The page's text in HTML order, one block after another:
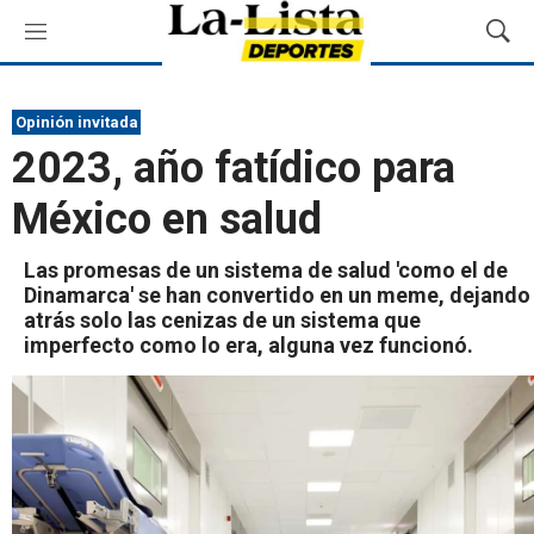
M
e
ú
M
o
s
q
a
Opinión invitada
2023, año fatídico para
México en salud
Las promesas de un sistema de salud 'como el de
Dinamarca' se han convertido en un meme, dejando
atrás solo las cenizas de un sistema que
imperfecto como lo era, alguna vez funcionó.